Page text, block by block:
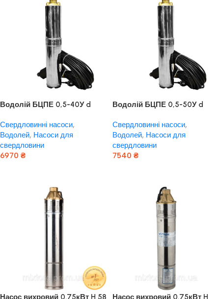
Водолій БЦПЕ 0,5-40У d
Свердловинні насоси,
Водолей, Насоси для
свердловини
6970 ₴
Водолій БЦПЕ 0,5-50У d
Свердловинні насоси,
Водолей, Насоси для
свердловини
7540 ₴
Насос вихровий 0.75кВт H 58 Насос вихровий 0.75кВт H